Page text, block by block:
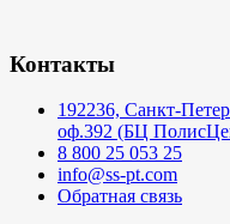
Контакты
192236, Санкт-
оф.392 (БЦ
8 800 25 053 25
info@ss-pt.com
Обратная связь